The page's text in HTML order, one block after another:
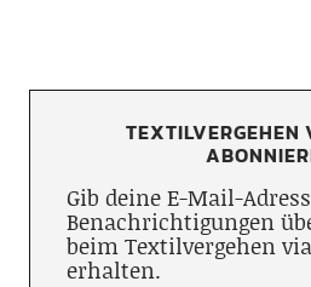
Gib deine E-Mail-
Benachrichtigungen
beim Textilvergehen
erhalten.